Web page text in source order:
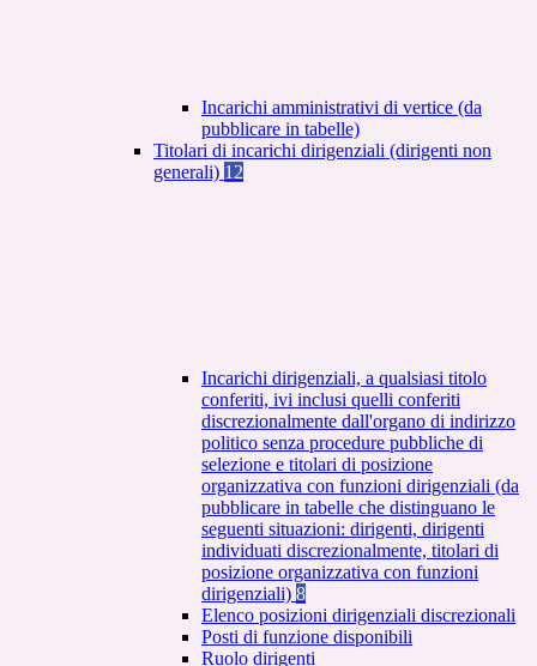
Incarichi amministrativi di vertice (da
pubblicare in tabelle)
Titolari di incarichi dirigenziali (dirigenti non
generali) 12
Incarichi dirigenziali, a qualsiasi titolo
conferiti, ivi inclusi quelli conferiti
discrezionalmente dall'organo di indirizzo
politico senza procedure pubbliche di
selezione e titolari di posizione
organizzativa con funzioni dirigenziali (da
pubblicare in tabelle che distinguano le
seguenti situazioni: dirigenti, dirigenti
individuati discrezionalmente, titolari di
posizione organizzativa con funzioni
dirigenziali) 8
Elenco posizioni dirigenziali discrezionali
Posti di funzione disponibili
Ruolo dirigenti